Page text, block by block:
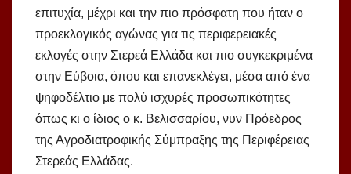
επιτυχία, μέχρι και την πιο πρόσφατη που ήταν ο
προεκλογικός αγώνας για τις περιφερειακές
εκλογές στην Στερεά Ελλάδα και πιο συγκεκριμένα
στην Εύβοια, όπου και επανεκλέγει, μέσα από ένα
ψηφοδέλτιο με πολύ ισχυρές προσωπικότητες
όπως κι ο ίδιος ο κ. Βελισσαρίου, νυν Πρόεδρος
της Αγροδιατροφικής Σύμπραξης της Περιφέρειας
Στερεάς Ελλάδας.